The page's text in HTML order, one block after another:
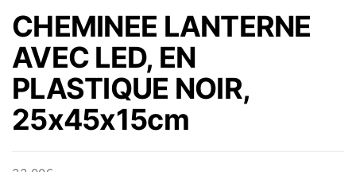
CHEMINEE LANTERNE
AVEC LED, EN
PLASTIQUE NOIR,
25x45x15cm